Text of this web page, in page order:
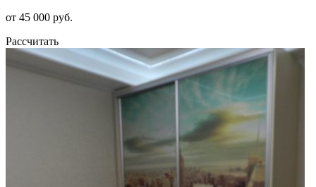
от 45 000 руб.
Рассчитать